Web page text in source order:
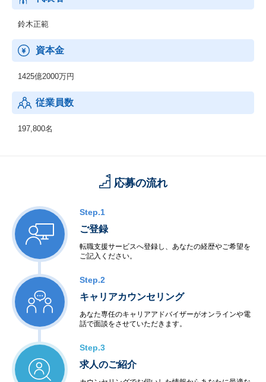
鈴木正範
資本金
1425億2000万円
従業員数
197,800名
応募の流れ
Step.1
ご登録
転職支援サービスへ登録し、あなたの経歴やご希望を
ご記入ください。
Step.2
キャリアカウンセリング
あなた専任のキャリアアドバイザーがオンラインや電
話で面談をさせていただきます。
Step.3
求人のご紹介